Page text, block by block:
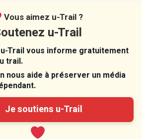
Vous aimez u-Trail ?
u-Trail
u-Trail vous informe gratuitement
trail.
nous aide à préserver un média
Je soutiens u-Trail